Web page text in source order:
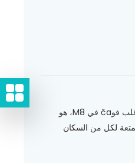
كافيه بار بلاتو، الواقع في قلب فوča في M8، هو
لكل من السكان